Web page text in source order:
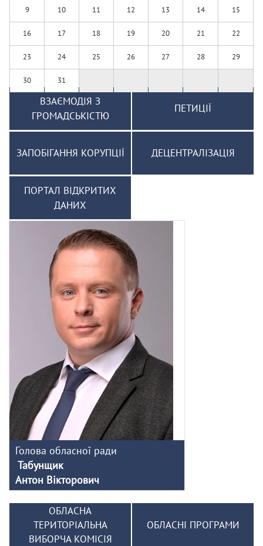
9 10 11 12 13 14 15
16 17 18 19 20 21 22
23 24 25 26 27 28 29
30 31
ВЗАЄМОДІЯ З
ГРОМАДСЬКІСТЮ
ПЕТИЦІЇ
ЗАПОБІГАННЯ КОРУПЦІЇ ДЕЦЕНТРАЛІЗАЦІЯ
ПОРТАЛ ВІДКРИТИХ
ДАНИХ
Голова обласної ради
Табунщик
Антон Вікторович
ОБЛАСНА
ТЕРИТОРІАЛЬНА
ВИБОРЧА КОМІСІЯ
ОБЛАСНІ ПРОГРАМИ